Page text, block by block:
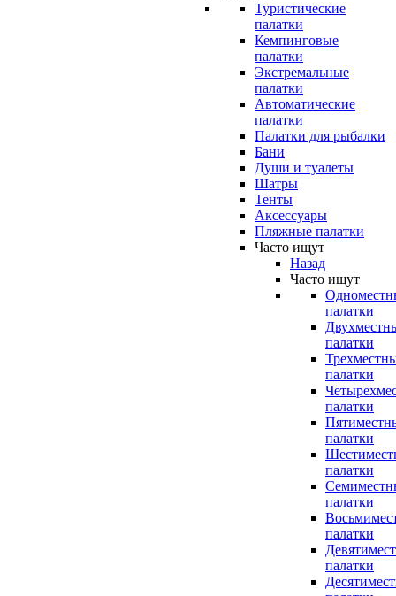
Туристические
палатки
Кемпинговые
палатки
Экстремальные
палатки
Автоматические
палатки
Палатки для рыбалки
Бани
Души и туалеты
Шатры
Тенты
Аксессуары
Пляжные палатки
Часто ищут
Назад
Часто ищут
палатки
палатки
палатки
палатки
палатки
палатки
палатки
палатки
палатки